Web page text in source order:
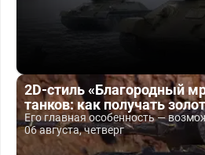
2D-стиль «Благородный
танков: как получать
Его главная особенность —
06 августа, четверг